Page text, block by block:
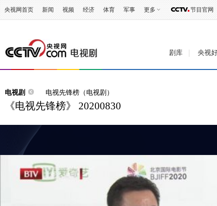
央视网首页 新闻 视频 经济 体育 军事 更多 节目官网
剧库 央视
电视剧 电视先锋榜（电视剧）
《电视先锋榜》 20200830